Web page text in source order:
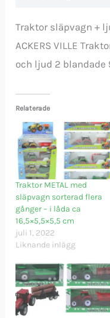
Traktor släpvagn +
ACKERS VILLE
och ljud 2 blandade
Relaterade
Traktor METAL med
släpvagn sorterad flera
gånger – i låda ca
16,5×5,5×5,5 cm
juli 1, 2022
Liknande inlägg